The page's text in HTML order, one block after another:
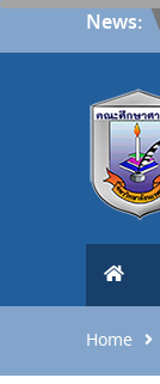
Skip
News:
Home